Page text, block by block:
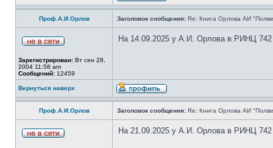
Проф.А.И.Орлов Заголовок сообщения: Re: Книга Орлова АИ
Зарегистрирован: Вт сен 28,
2004 11:58 am
Сообщений: 12459
На 14.09.2025 у А.И. Орлова в РИНЦ 742
Вернуться наверх
Проф.А.И.Орлов Заголовок сообщения: Re: Книга Орлова АИ
На 21.09.2025 у А.И. Орлова в РИНЦ 742